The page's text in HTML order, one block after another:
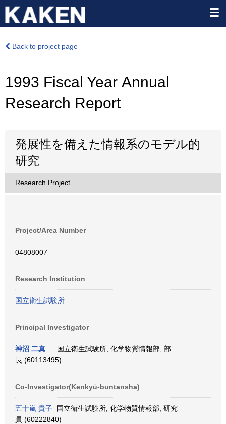
Back to project page
1993 Fiscal Year Annual
Research Report
発展性を備えた情報系のモデル的
研究
Research Project
Project/Area Number
04808007
Research Institution
国立衛生試験所
Principal Investigator
神沼 二真
国立衛生試験所, 化学物質情報部, 部
長 (60113495)
Co-Investigator(Kenkyū-buntansha)
五十嵐 貴子 国立衛生試験所, 化学物質情報部, 研究
員 (60222840)